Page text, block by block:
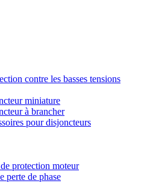
contre les basses tensions
miniature
à brancher
pour disjoncteurs
protection moteur
perte de phase